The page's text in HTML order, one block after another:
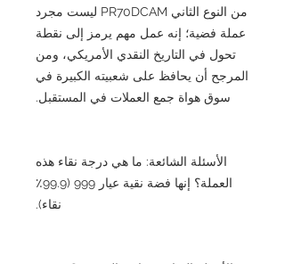
من النوع الثاني PR70DCAM ليست مجرد
عملة فضية؛ إنه عمل مهم يرمز إلى نقطة
تحول في التاريخ النقدي الأمريكي، ومن
المرجح أن يحافظ على شعبيته الكبيرة في
سوق هواة جمع العملات في المستقبل.
الأسئلة الشائعة: ما هي درجة نقاء هذه
العملة؟ إنها فضة نقية عيار 999 (99.9٪
نقاء).